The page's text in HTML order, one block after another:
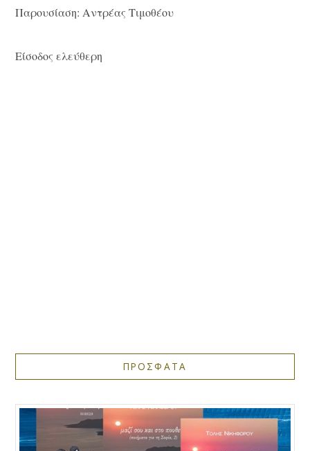
Παρουσίαση: Αντρέας Τιμοθέου
Είσοδος ελεύθερη
ΠΡΟΣΦΑΤΑ